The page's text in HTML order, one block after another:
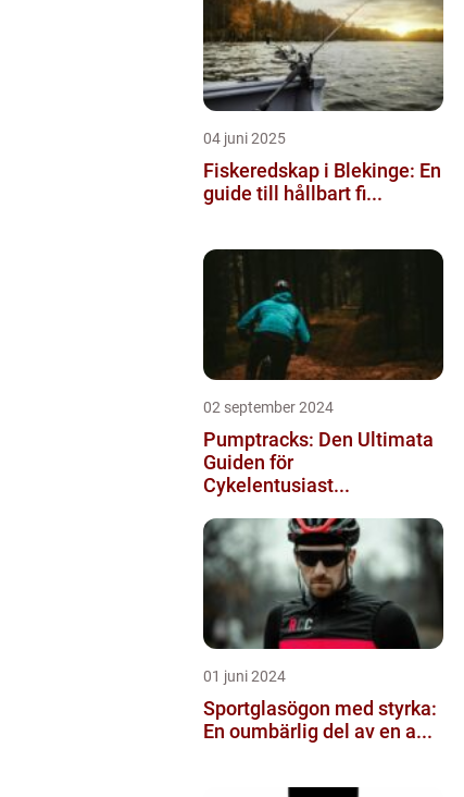
04 juni 2025
Fiskeredskap i Blekinge: En
guide till hållbart fi...
02 september 2024
Pumptracks: Den Ultimata
Guiden för
Cykelentusiast...
01 juni 2024
Sportglasögon med styrka:
En oumbärlig del av en a...